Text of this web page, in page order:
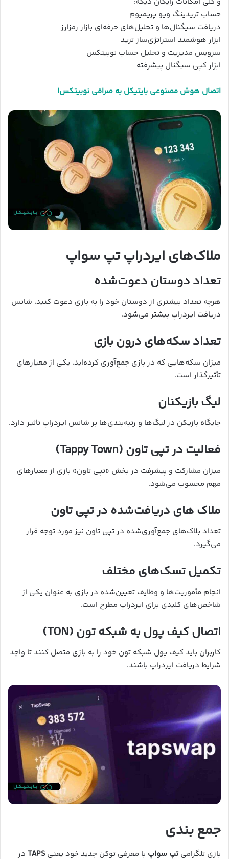
حساب تریدینگ ویو پریمیوم
دریافت سیگنال‌ها و تحلیل‌های حرفه‌ای بازار رمزارز
ابزار هوشمند استراتژی‌ساز ترید
سرویس مدیریت و تحلیل حساب نوبیتکس
ابزار کپی سیگنال پیشرفته
اتصال هوش مصنوعی بایتیکل به صرافی نوبیتکس!
ملاک‌های ایردراپ تپ سواپ
تعداد دوستان دعوت‌شده
هرچه تعداد بیشتری از دوستان خود را به بازی دعوت کنید، شانس
دریافت ایردراپ بیشتر می‌شود.
تعداد سکه‌های درون بازی
میزان سکه‌هایی که در بازی جمع‌آوری کرده‌اید، یکی از معیارهای
تأثیرگذار است.
لیگ بازیکنان
جایگاه بازیکن در لیگ‌ها و رتبه‌بندی‌ها بر شانس ایردراپ تأثیر دارد.
فعالیت در تپی تاون (Tappy Town)
میزان مشارکت و پیشرفت در بخش «تپی تاون» بازی از معیارهای
مهم محسوب می‌شود.
ملاک های دریافت‌شده در تپی تاون
تعداد بلاک‌های جمع‌آوری‌شده در تپی تاون نیز مورد توجه قرار
می‌گیرد.
تکمیل تسک‌های مختلف
انجام مأموریت‌ها و وظایف تعیین‌شده در بازی به عنوان یکی از
شاخص‌های کلیدی برای ایردراپ مطرح است.
اتصال کیف پول به شبکه تون (TON)
کاربران باید کیف پول شبکه تون خود را به بازی متصل کنند تا واجد
شرایط دریافت ایردراپ باشند.
جمع بندی
بازی تلگرامی تپ سواپ با معرفی توکن جدید خود یعنی TAPS در